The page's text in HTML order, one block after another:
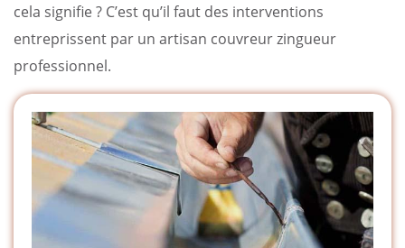
cela signifie ? C’est qu’il faut des interventions
entreprissent par un artisan couvreur zingueur
professionnel.